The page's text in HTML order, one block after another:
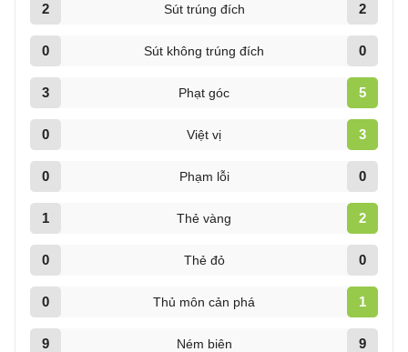
2 Sút trúng đích 2
0 Sút không trúng đích 0
3 Phạt góc 5
0 Việt vị 3
0 Phạm lỗi 0
1 Thẻ vàng 2
0 Thẻ đỏ 0
0 Thủ môn cản phá 1
9 Ném biên 9